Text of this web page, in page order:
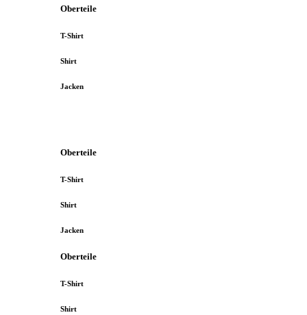
Oberteile
T-Shirt
Shirt
Jacken
Oberteile
T-Shirt
Shirt
Jacken
Oberteile
T-Shirt
Shirt